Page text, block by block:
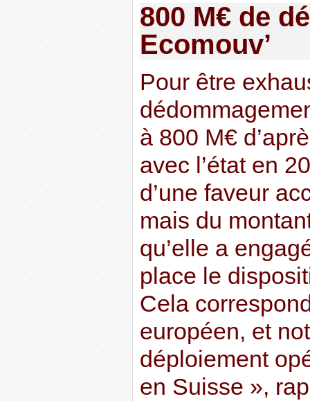
800 M€ de
Ecomouv’
Pour être
à 800 M€
avec l’état en
d’une faveur
mais du
qu’elle a
place le
Cela
européen, et
déploiement
en Suisse »,